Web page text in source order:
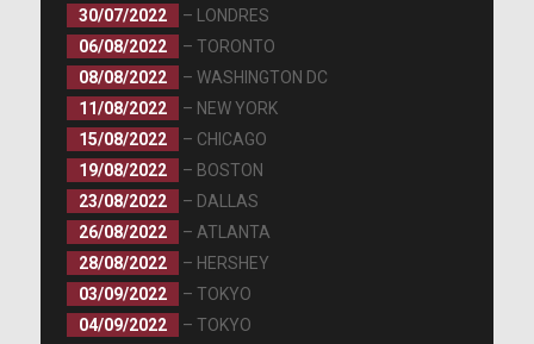
30/07/2022
– LONDRES
06/08/2022
– TORONTO
08/08/2022
– WASHINGTON DC
11/08/2022
– NEW YORK
15/08/2022
– CHICAGO
19/08/2022
– BOSTON
23/08/2022
– DALLAS
26/08/2022
– ATLANTA
28/08/2022
– HERSHEY
03/09/2022
– TOKYO
04/09/2022
– TOKYO